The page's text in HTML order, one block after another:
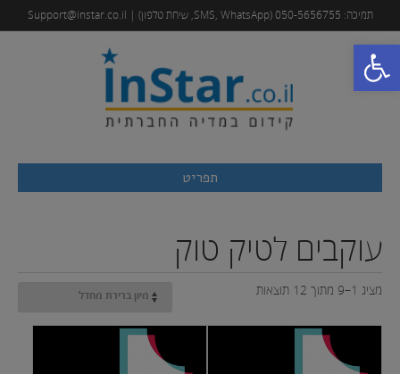
פתח סרגל נגישות
תמיכה: 050-5656755 (SMS, WhatsApp, שיחת טלפון) | Support@instar.co.il
תפריט
עוקבים לטיק טוק
מציג 1–9 מתוך 12 תוצאות